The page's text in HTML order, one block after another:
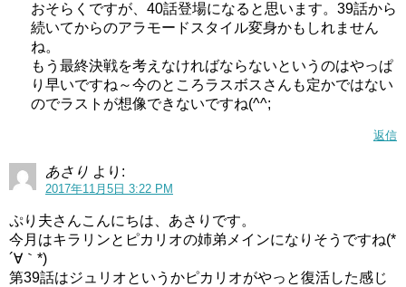
おそらくですが、40話登場になると思います。39話から
続いてからのアラモードスタイル変身かもしれません
ね。
もう最終決戦を考えなければならないというのはやっぱ
り早いですね～今のところラスボスさんも定かではない
のでラストが想像できないですね(^^;
返信
あさり より:
2017年11月5日 3:22 PM
ぷり夫さんこんにちは、あさりです。
今月はキラリンとピカリオの姉弟メインになりそうですね(*
´∀｀*)
第39話はジュリオというかピカリオがやっと復活した感じ